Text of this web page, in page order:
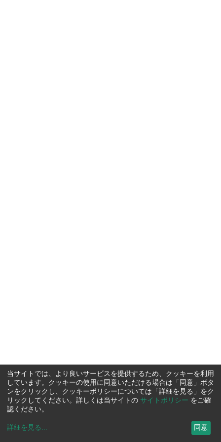
当サイトでは、より良いサービスを提供するため、クッキーを利用
しています。クッキーの使用に同意いただける場合は「同意」ボタ
ンをクリックし、クッキーポリシーについては「詳細を見る」をク
リックしてください。詳しくは当サイトの サイトポリシー をご確
認ください。
詳細を見る ... 同意